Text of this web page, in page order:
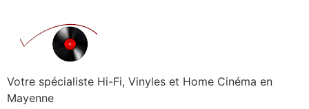
contenu
Votre spécialiste Hi-Fi, Vinyles et Home Cinéma en
Mayenne